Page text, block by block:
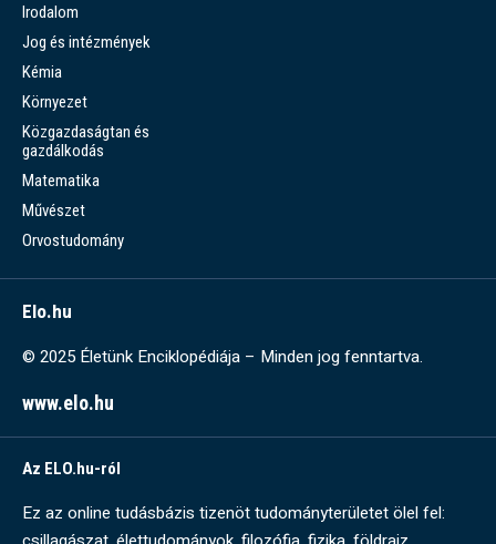
Irodalom
Jog és intézmények
Kémia
Környezet
Közgazdaságtan és
gazdálkodás
Matematika
Művészet
Orvostudomány
Elo.hu
© 2025 Életünk Enciklopédiája – Minden jog fenntartva.
www.elo.hu
Az ELO.hu-ról
Ez az online tudásbázis tizenöt tudományterületet ölel fel: